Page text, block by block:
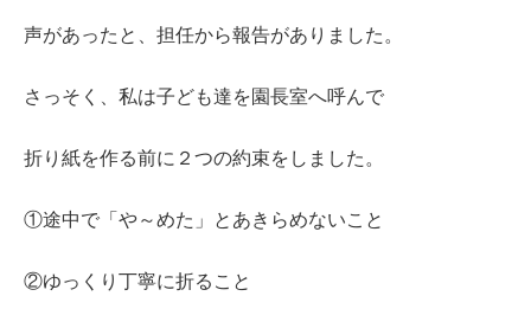
声があったと、担任から報告がありました。
さっそく、私は子ども達を園長室へ呼んで
折り紙を作る前に２つの約束をしました。
①途中で「や～めた」とあきらめないこと
②ゆっくり丁寧に折ること